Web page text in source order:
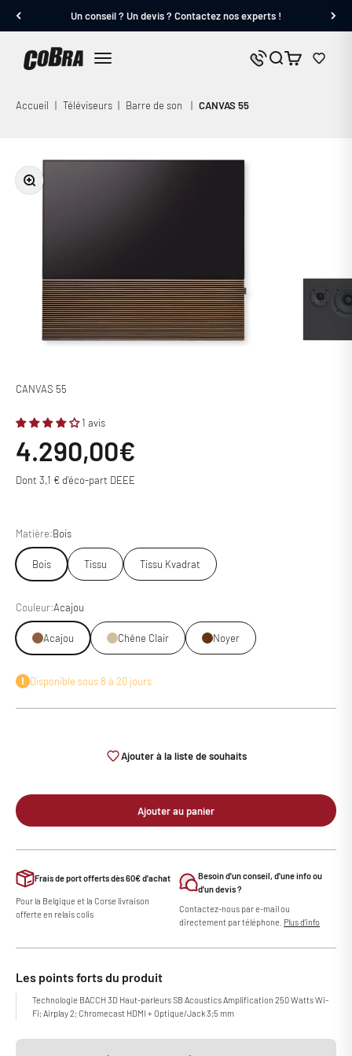
Un conseil ? Un devis ? Contactez nos experts !
Cobra.fr
Nous contacter
Panier
Accueil | Téléviseurs | Barre de son | CANVAS 55
Zoomer sur l'image
CANVAS 55
1 avis
Prix de vente
4.290,00€
Dont 3,1 € d'éco-part DEEE
Matière:Bois
Bois Tissu Tissu Kvadrat
Couleur:Acajou
Acajou Chêne Clair Noyer
Disponible sous 8 à 20 jours
Ajouter à la liste de souhaits
Ajouter au panier
Frais de port offerts dès 60€ d'achat
Pour la Belgique et la Corse livraison
offerte en relais colis
Besoin d'un conseil, d'une info ou
d'un devis ?
Contactez-nous par e-mail ou
directement par téléphone. Plus d'info
Les points forts du produit
Technologie BACCH 3D Haut-parleurs SB Acoustics Amplification 250 Watts Wi-
Fi; Airplay 2; Chromecast HDMI + Optique/Jack 3;5 mm